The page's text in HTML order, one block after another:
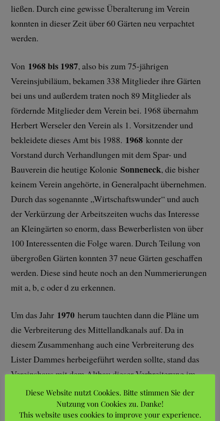
ließen. Durch eine gewisse Überalterung im Verein
konnten in dieser Zeit über 60 Gärten neu verpachtet
werden.
Von 1968 bis 1987, also bis zum 75-jährigen
Vereinsjubiläum, bekamen 338 Mitglieder ihre Gärten
bei uns und außerdem traten noch 89 Mitglieder als
fördernde Mitglieder dem Verein bei. 1968 übernahm
Herbert Werseler den Verein als 1. Vorsitzender und
bekleidete dieses Amt bis 1988. 1968 konnte der
Vorstand durch Verhandlungen mit dem Spar- und
Bauverein die heutige KolonieSonneneck, die bisher
keinem Verein angehörte, in Generalpacht übernehmen.
Durch das sogenannte „Wirtschaftswunder“ und auch
der Verkürzung der Arbeitszeiten wuchs das Interesse
an Kleingärten so enorm, dass Bewerberlisten von über
100 Interessenten die Folge waren. Durch Teilung von
übergroßen Gärten konnten 37 neue Gärten geschaffen
werden. Diese sind heute noch an den Nummerierungen
mit a, b, c oder d zu erkennen.
Um das Jahr 1970 herum tauchten dann die Pläne um
die Verbreiterung des Mittellandkanals auf. Da in
diesem Zusammenhang auch eine Verbreiterung des
Lister Dammes herbeigeführt werden sollte, stand das
Vereinshaus mit dem Altbau dieser Verbreiterung im
Wege. Es wurden daraufhin Pläne erarbeitet, die darauf
hinausliefen, den Altbau abzureißen und an den 1957
errichteten Anbau einen weiteren Anbau anzubringen.
Diese Website nutzt Cookies. Bitte stimmen Sie der
Nutzung von Cookies zu. Danke!
This website uses cookies to improve your experience.